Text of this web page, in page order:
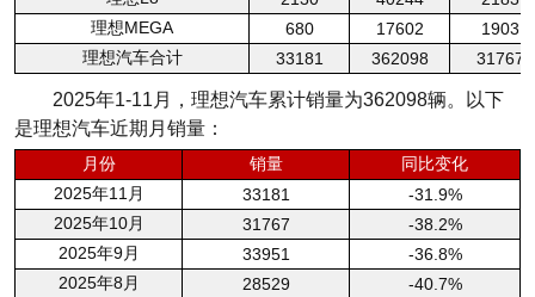
理想MEGA
680 17602
1903
理想汽车合计
33181 362098 31767
2025年1-11月，理想汽车累计销量为362098辆。以下
是理想汽车近期月销量：
月份 销量
同比变化
2025年11月
33181
-31.9%
2025年10月
31767
-38.2%
2025年9月
33951
-36.8%
2025年8月
28529
-40.7%